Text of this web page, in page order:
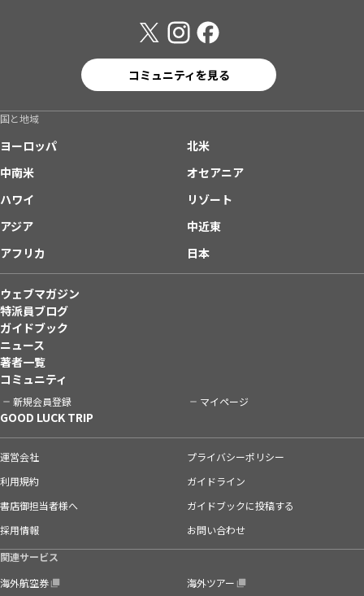
コミュニティを見る
国と地域
ヨーロッパ
北米
中南米
オセアニア
ハワイ
リゾート
アジア
中近東
アフリカ
日本
ウェブマガジン
特派員ブログ
ガイドブック
ニュース
著者一覧
コミュニティ
新規会員登録 マイページ
GOOD LUCK TRIP
運営会社
プライバシーポリシー
利用規約
ガイドライン
書店御担当者様へ
ガイドブックに投稿する
採用情報
お問い合わせ
関連サービス
海外航空券
海外ツアー